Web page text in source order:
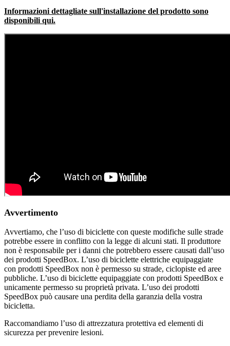
Informazioni dettagliate sull'installazione del prodotto sono
disponibili qui.
Avvertimento
Avvertiamo, che l’uso di biciclette con queste modifiche sulle strade
potrebbe essere in conflitto con la legge di alcuni stati. Il produttore
non è responsabile per i danni che potrebbero essere causati dall’uso
dei prodotti SpeedBox. L’uso di biciclette elettriche equipaggiate
con prodotti SpeedBox non è permesso su strade, ciclopiste ed aree
pubbliche. L’uso di biciclette equipaggiate con prodotti SpeedBox e
unicamente permesso su proprietà privata. L’uso dei prodotti
SpeedBox può causare una perdita della garanzia della vostra
bicicletta.
Raccomandiamo l’uso di attrezzatura protettiva ed elementi di
sicurezza per prevenire lesioni.